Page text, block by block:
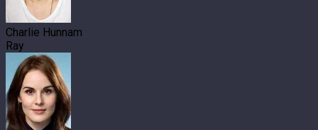
Charlie Hunnam
Ray